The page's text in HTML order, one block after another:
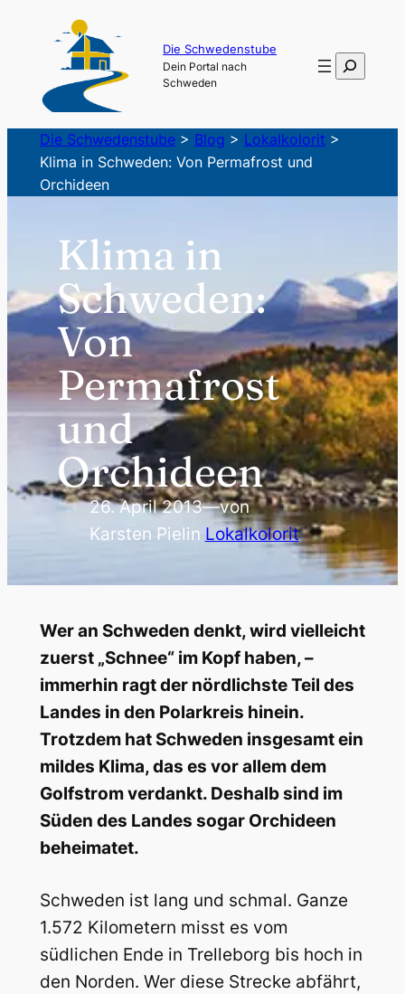
springen
Die Schwedenstube
Dein Portal nach
Schweden
Suchen
Die Schwedenstube> Blog > Lokalkolorit >
Klima in Schweden: Von Permafrost und
Orchideen
Klima in
Schweden:
Von
Permafrost
und
Orchideen
26. April 2013—von
Karsten Pielin Lokalkolorit
Wer an Schweden denkt, wird vielleicht
zuerst „Schnee“ im Kopf haben, –
immerhin ragt der nördlichste Teil des
Landes in den Polarkreis hinein.
Trotzdem hat Schweden insgesamt ein
mildes Klima, das es vor allem dem
Golfstrom verdankt. Deshalb sind im
Süden des Landes sogar Orchideen
beheimatet.
Schweden ist lang und schmal. Ganze
1.572 Kilometern misst es vom
südlichen Ende in Trelleborg bis hoch in
den Norden. Wer diese Strecke abfährt,